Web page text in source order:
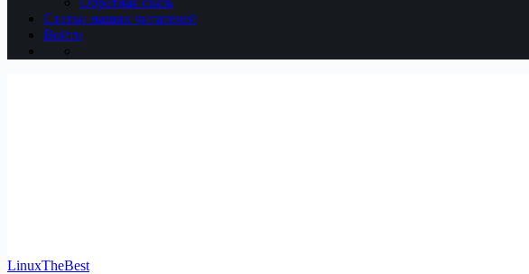
Статьи наших читателей
Войти
LinuxTheBest